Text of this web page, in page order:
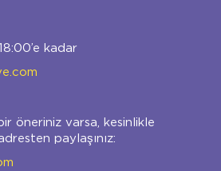
kadar
öneriniz varsa, kesinlikle
paylaşınız: